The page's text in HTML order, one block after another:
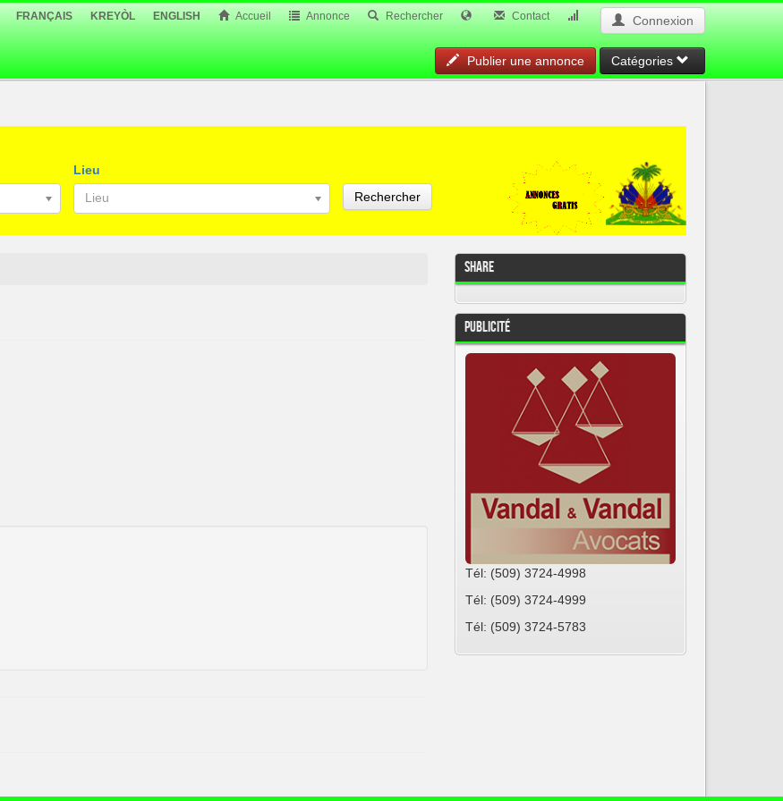
FRANÇAIS KREYÒL ENGLISH Accueil Annonce Rechercher Contact Connexion
Publier une annonce Catégories
Lieu
Lieu
Rechercher
Share
Publicité
Tél: (509) 3724-4998
Tél: (509) 3724-4999
Tél: (509) 3724-5783